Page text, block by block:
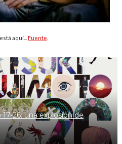
aquí... Fuente
26: una explosión de